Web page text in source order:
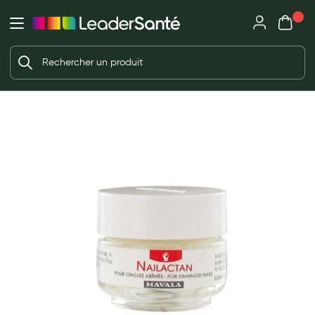
Ma Pharmacie LeaderSanté
Ouvrir l'application
Ouvrir
Mon
Votre panier est vide
Beauté et soin
Dentifrices et bains de bouche
Brosses à dents et accessoires dentaires